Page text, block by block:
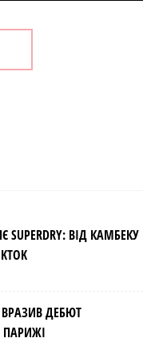
ВІД КАМБЕКУ
ДЕБЮТ
ПАРИЖІ